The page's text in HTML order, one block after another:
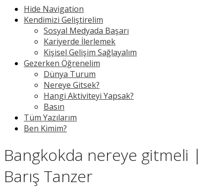
Hide Navigation
Kendimizi Geliştirelim
Sosyal Medyada Başarı
Kariyerde İlerlemek
Kişisel Gelişim Sağlayalım
Gezerken Öğrenelim
Dünya Turum
Nereye Gitsek?
Hangi Aktiviteyi Yapsak?
Basın
Tüm Yazılarım
Ben Kimim?
Bangkokda nereye gitmeli |
Barış Tanzer